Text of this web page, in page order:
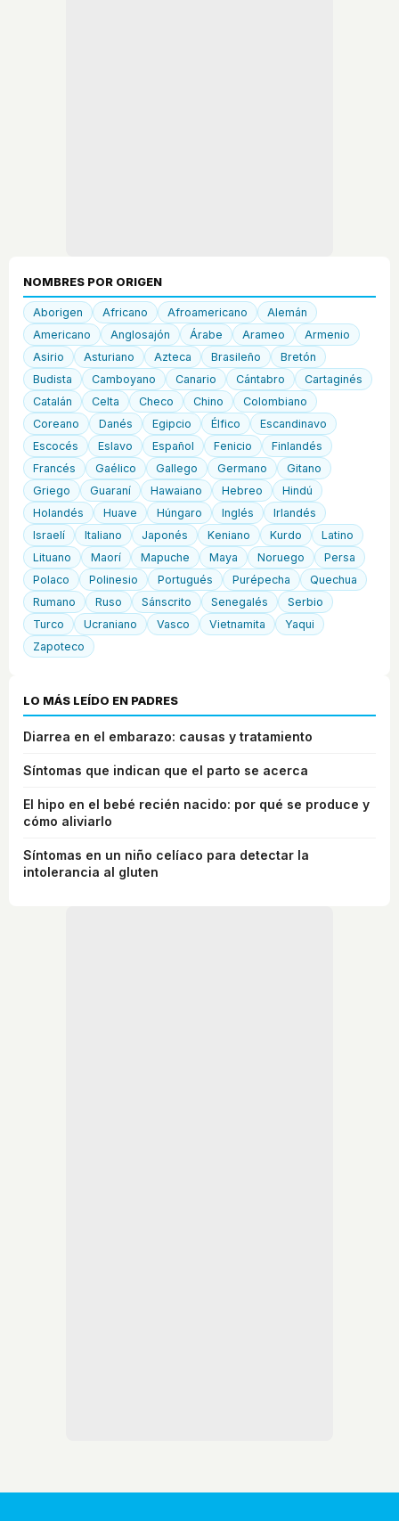
NOMBRES POR ORIGEN
Aborigen Africano Afroamericano
Alemán
Americano
Anglosajón Árabe Arameo
Armenio
Asirio
Asturiano Azteca Brasileño
Bretón
Budista
Camboyano Canario Cántabro
Cartaginés
Catalán
Celta Checo Chino
Colombiano
Coreano
Danés Egipcio Élfico
Escandinavo
Escocés
Eslavo Español Fenicio
Finlandés
Francés
Gaélico Gallego Germano
Gitano
Griego
Guaraní Hawaiano Hebreo
Hindú
Holandés
Huave Húngaro Inglés
Irlandés
Israelí
Italiano Japonés Keniano Kurdo
Latino
Lituano
Maorí Mapuche Maya Noruego
Persa
Polaco
Polinesio Portugués Purépecha
Quechua
Rumano
Ruso Sánscrito Senegalés
Serbio
Turco
Ucraniano Vasco Vietnamita
Yaqui
Zapoteco
LO MÁS LEÍDO EN PADRES
Diarrea en el embarazo: causas y tratamiento
Síntomas que indican que el parto se acerca
El hipo en el bebé recién nacido: por qué se produce y
cómo aliviarlo
Síntomas en un niño celíaco para detectar la
intolerancia al gluten